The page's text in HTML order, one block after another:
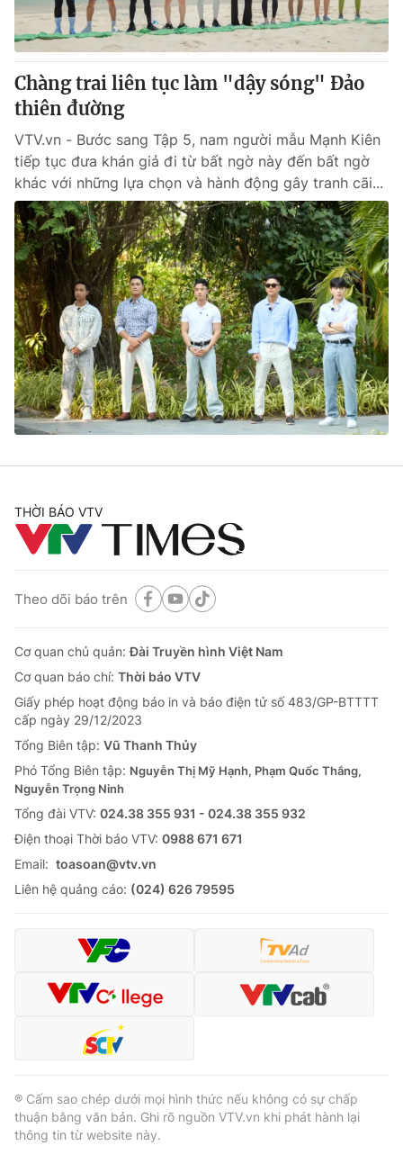
Thị trường
Tư vấn
Lịch phát sóng
Chuyên mục khác
Emagazine
Photo Infographic
Video Shorts video
VTV Money VTV Thể thao
VTV Sức khoẻ Bất động sản
Thị trường 24h Tấm lòng Việt
VTV4 Vươn mình bằng AI
Liên hệ tòa soạn English
Theo dõi báo trên
Cơ quan chủ quản: Đài Truyền hình Việt Nam
Cơ quan báo chí:Thời báo VTV
Giấy phép hoạt động báo in và báo điện tử số 483/GP-BTTTT
cấp ngày 29/12/2023
Tổng Biên tập:Vũ Thanh Thủy
Phó Tổng Biên tập: Nguyễn Thị Mỹ Hạnh, Phạm Quốc Thắng,
Ðiện thoại Thời báo VTV:
Email:toasoan@vtv.vn
Liên hệ quảng cáo:024-7300.7108
Chàng trai liên tục làm "dậy sóng" Đảo
thiên đường
VTV.vn - Bước sang Tập 5, nam người mẫu Mạnh Kiên
tiếp tục đưa khán giả đi từ bất ngờ này đến bất ngờ
khác với những lựa chọn và hành động gây tranh cãi...
THỜI BÁO VTV
Theo dõi báo trên
Cơ quan chủ quản:Đài Truyền hình Việt Nam
Cơ quan báo chí: Thời báo VTV
Giấy phép hoạt động báo in và báo điện tử số 483/GP-BTTTT
cấp ngày 29/12/2023
Tổng Biên tập: Vũ Thanh Thủy
Phó Tổng Biên tập: Nguyễn Thị Mỹ Hạnh, Phạm Quốc Thắng,
Nguyễn Trọng Ninh
Tổng đài VTV: 024.38 355 931 - 024.38 355 932
Ðiện thoại Thời báo VTV: 0988 671 671
Email: toasoan@vtv.vn
Liên hệ quảng cáo: (024) 626 79595
® Cấm sao chép dưới mọi hình thức nếu không có sự chấp
thuận bằng văn bản. Ghi rõ nguồn VTV.vn khi phát hành lại
thông tin từ website này.